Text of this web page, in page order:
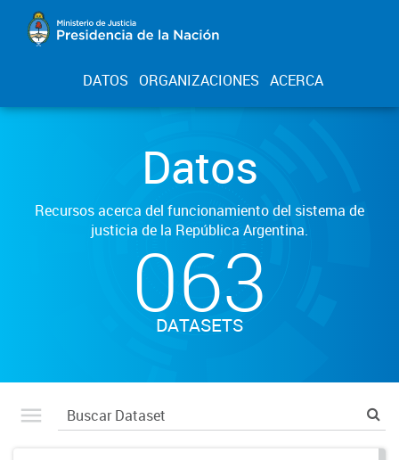
DATOS ORGANIZACIONES ACERCA
Datos
Recursos acerca del funcionamiento del sistema de
justicia de la República Argentina.
063
DATASETS